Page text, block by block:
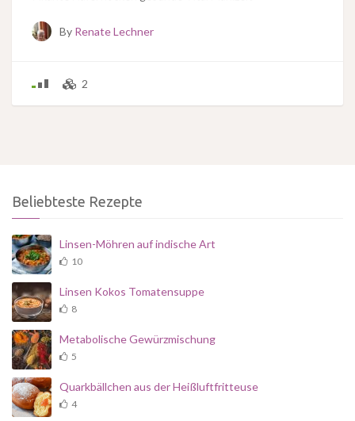
By Renate Lechner
2
Beliebteste Rezepte
Linsen-Möhren auf indische Art
10
Linsen Kokos Tomatensuppe
8
Metabolische Gewürzmischung
5
Quarkbällchen aus der Heißluftfritteuse
4